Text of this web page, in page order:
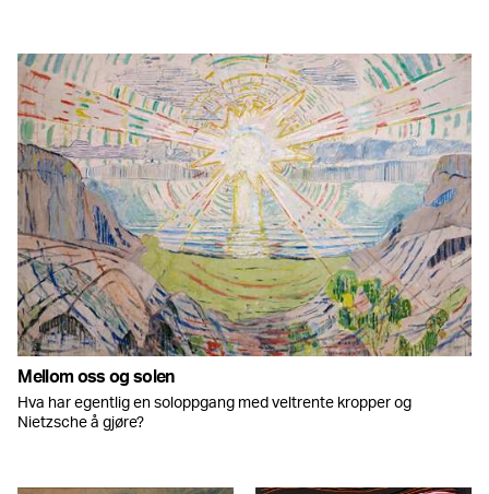
Mellom oss og solen
Hva har egentlig en soloppgang med veltrente kropper og
Nietzsche å gjøre?